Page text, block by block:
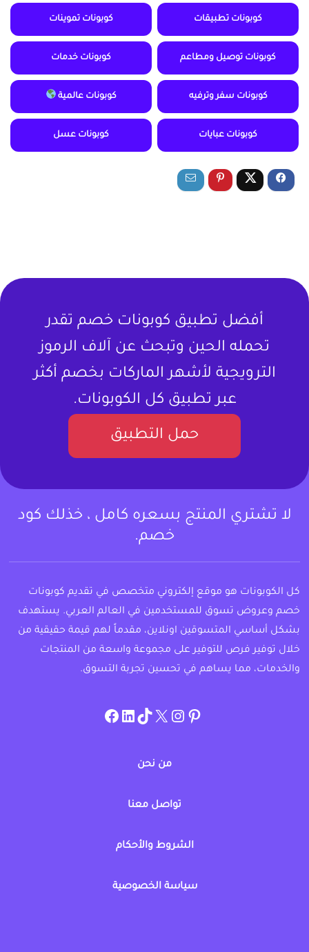
كوبونات تطبيقات كوبونات تموينات
كوبونات توصيل ومطاعم كوبونات خدمات
كوبونات سفر وترفيه كوبونات عالمية
كوبونات عبايات كوبونات عسل
أفضل تطبيق كوبونات خصم تقدر
تحمله الحين وتبحث عن آلاف الرموز
الترويجية لأشهر الماركات بخصم أكثر
عبر تطبيق كل الكوبونات.
حمل التطبيق
لا تشتري المنتج بسعره كامل ، خذلك كود
خصم.
كل الكوبونات هو موقع إلكتروني متخصص في تقديم كوبونات
خصم وعروض تسوق للمستخدمين في العالم العربي. يستهدف
بشكل أساسي المتسوقين اونلاين، مقدماً لهم قيمة حقيقية من
خلال توفير فرص للتوفير على مجموعة واسعة من المنتجات
والخدمات، مما يساهم في تحسين تجربة التسوق.
pinterest
allcouponat
twitter
TikTok
linkedin
facebook
من نحن
تواصل معنا
الشروط والأحكام
سياسة الخصوصية